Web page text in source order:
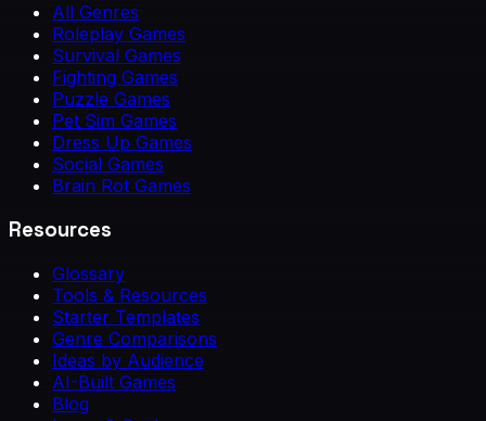
All Genres
Roleplay Games
Survival Games
Fighting Games
Puzzle Games
Pet Sim Games
Dress Up Games
Social Games
Brain Rot Games
Resources
Glossary
Tools & Resources
Starter Templates
Genre Comparisons
Ideas by Audience
AI-Built Games
Blog